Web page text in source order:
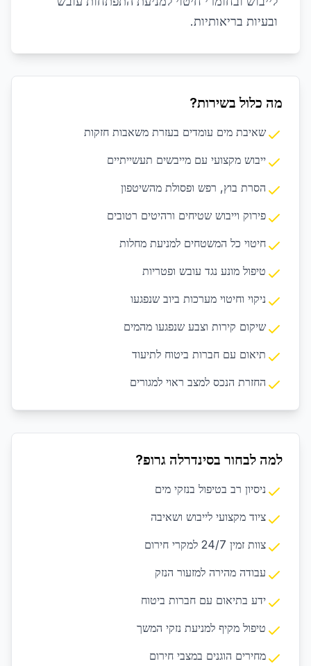
ובעיות בריאותיות.
מה כלול בשירות?
שאיבת מים עומדים בעזרת משאבות חזקות
ייבוש מקצועי עם מייבשים תעשייתיים
הסרת בוץ, רפש ופסולת מהשיטפון
פירוק וייבוש שטיחים ורהיטים רטובים
חיטוי כל המשטחים למניעת מחלות
טיפול מונע נגד עובש ופטריות
ניקוי וחיטוי מערכות ביוב שנפגעו
שיקום קירות וצבע שנפגעו מהמים
תיאום עם חברות ביטוח לתיעוד
החזרת הנכס למצב ראוי למגורים
למה לבחור בסינדרלה גרופ?
ניסיון רב בטיפול בנזקי מים
ציוד מקצועי לייבוש ושאיבה
צוות זמין 24/7 למקרי חירום
עבודה מהירה למזעור הנזק
ידע בתיאום עם חברות ביטוח
טיפול מקיף למניעת נזקי המשך
מחירים הוגנים במצבי חירום